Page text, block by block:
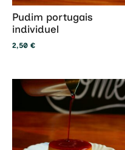
Pudim portugais
individuel
2,50 €